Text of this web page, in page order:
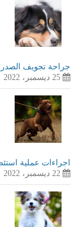
جراحة تجويف الصدر
25 ديسمبر، 2022
اجراءات عملية
22 ديسمبر، 2022